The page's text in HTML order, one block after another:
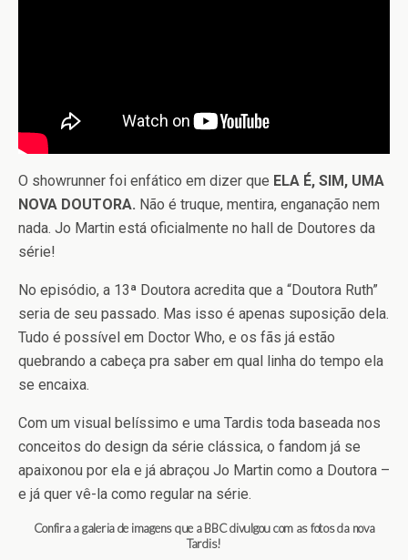
O showrunner foi enfático em dizer que ELA É, SIM, UMA
NOVA DOUTORA. Não é truque, mentira, enganação nem
nada. Jo Martin está oficialmente no hall de Doutores da
série!
No episódio, a 13ª Doutora acredita que a “Doutora Ruth”
seria de seu passado. Mas isso é apenas suposição dela.
Tudo é possível em Doctor Who, e os fãs já estão
quebrando a cabeça pra saber em qual linha do tempo ela
se encaixa.
Com um visual belíssimo e uma Tardis toda baseada nos
conceitos do design da série clássica, o fandom já se
apaixonou por ela e já abraçou Jo Martin como a Doutora –
e já quer vê-la como regular na série.
Confira a galeria de imagens que a BBC divulgou com as fotos da nova
Tardis!